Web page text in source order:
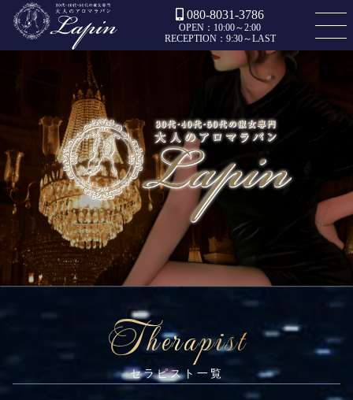
080-8031-3786
OPEN：10:00～2:00
RECEPTION：9:30～LAST
Therapist